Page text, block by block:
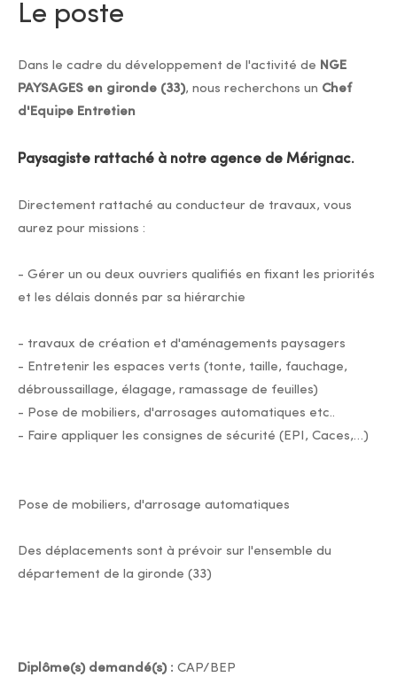
Le poste
Dans le cadre du développement de l'activité de NGE
PAYSAGES en gironde (33), nous recherchons un Chef
d'Equipe Entretien
Paysagiste rattaché à notre agence de Mérignac.
Directement rattaché au conducteur de travaux, vous
aurez pour missions :
- Gérer un ou deux ouvriers qualifiés en fixant les priorités
et les délais donnés par sa hiérarchie
- travaux de création et d'aménagements paysagers
- Entretenir les espaces verts (tonte, taille, fauchage,
débroussaillage, élagage, ramassage de feuilles)
- Pose de mobiliers, d'arrosages automatiques etc..
- Faire appliquer les consignes de sécurité (EPI, Caces,…)
Pose de mobiliers, d'arrosage automatiques
Des déplacements sont à prévoir sur l'ensemble du
département de la gironde (33)
Diplôme(s) demandé(s) : CAP/BEP